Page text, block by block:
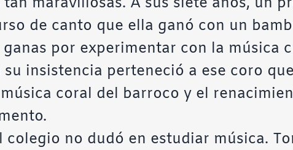
de canto que ella ganó con un
por experimentar con la música
insistencia perteneció a ese coro
coral del barroco y el
colegio no dudó en estudiar música.